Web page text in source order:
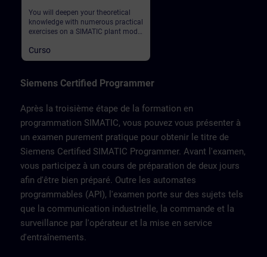
You will deepen your theoretical
knowledge with numerous practical
exercises on a SIMATIC plant model
examination. This consists of a
SIMATIC S7-1500 automation
Touchpanel TP700, drive SINAMICS
G120 and a belt model.
Curso
Siemens Certified Programmer
Après la troisième étape de la formation en
programmation SIMATIC, vous pouvez vous présenter à
un examen purement pratique pour obtenir le titre de
Siemens Certified SIMATIC Programmer. Avant l'examen,
vous participez à un cours de préparation de deux jours
afin d'être bien préparé. Outre les automates
programmables (API), l'examen porte sur des sujets tels
que la communication industrielle, la commande et la
surveillance par l'opérateur et la mise en service
d'entraînements.